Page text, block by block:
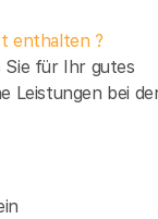
enthalten ?
Sie für Ihr gutes
Leistungen bei